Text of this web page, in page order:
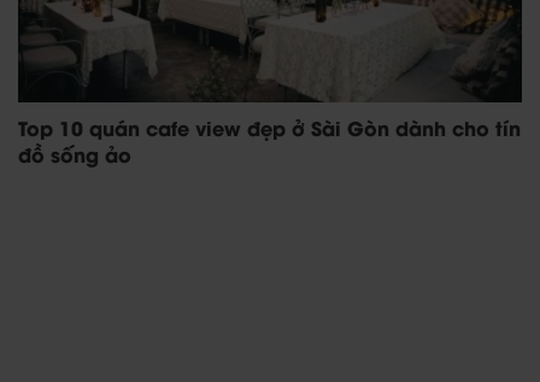
Top 10 quán cafe view đẹp ở Sài Gòn dành cho tín
đồ sống ảo